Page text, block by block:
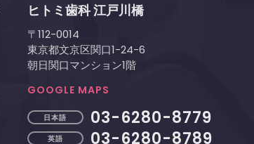
ヒトミ歯科 江戸川橋
〒112-0014
東京都文京区関口1-24-6
朝日関口マンション1階
GOOGLE MAPS
日本語 03-6280-8779
英語 03-6280-8789